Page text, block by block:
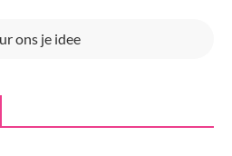
ons je idee